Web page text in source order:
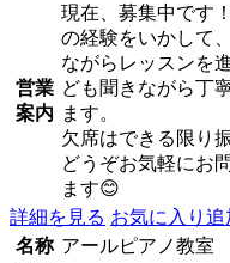
営業
案内
現在、募集中です
の経験をいかして
ながらレッスンを
ども聞きながら丁
ます。
欠席はできる限り
どうぞお気軽にお
ます😊
詳細を見る お気に入り追
名称 アールピアノ教室